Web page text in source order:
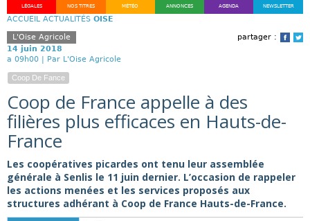
LÉGALES NOS TITRES MÉTÉO ANNONCES AGENDA NEWSLETTER
ACCUEIL ACTUALITÉS OISE
partager :
L'Oise Agricole
14 juin 2018
a 09h00 | Par L'Oise Agricole
Coop De Fance
Coop de France appelle à des
filières plus efficaces en Hauts-de-
France
Les coopératives picardes ont tenu leur assemblée
générale à Senlis le 11 juin dernier. L’occasion de rappeler
les actions menées et les services proposés aux
structures adhérant à Coop de France Hauts-de-France.